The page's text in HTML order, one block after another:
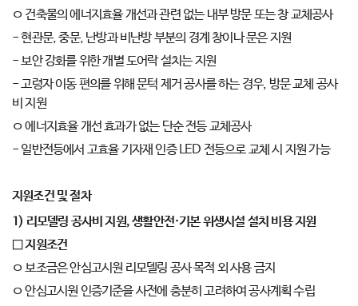
ㅇ 건축물의 에너지효율 개선과 관련 없는 내부 방문 또는 창 교체공사
- 현관문, 중문, 난방과 비난방 부분의 경계 창이나 문은 지원
- 보안 강화를 위한 개별 도어락 설치는 지원
- 고령자 이동 편의를 위해 문턱 제거 공사를 하는 경우, 방문 교체 공사
비 지원
ㅇ 에너지효율 개선 효과가 없는 단순 전등 교체공사
- 일반전등에서 고효율 기자재 인증 LED 전등으로 교체 시 지원 가능
지원조건 및 절차
1) 리모델링 공사비 지원,생활안전·기본 위생시설 설치 비용 지원
□지원조건
ㅇ 보조금은 안심고시원 리모델링 공사 목적 외 사용 금지
ㅇ 안심고시원 인증기준을 사전에 충분히 고려하여 공사계획 수립